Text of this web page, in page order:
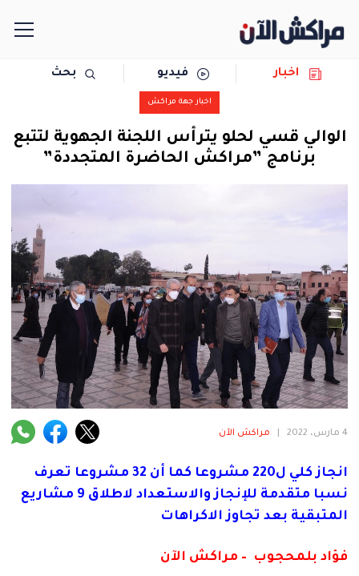
سياسة
دولية
المرأة
فنية
منوعة
آراء
اخبار فيديو بحث
اخبار جهة مراكش
الوالي قسي لحلو يترأس اللجنة الجهوية لتتبع
برنامج ”مراكش الحاضرة المتجددة”
4 مارس، 2022 مراكش الآن
انجاز كلي ل220 مشروعا كما أن 32 مشروعا تعرف
نسبا متقدمة للإنجاز والاستعداد لاطلاق 9 مشاريع
المتبقية بعد تجاوز الاكراهات
فؤاد بلمحجوب – مراكش الآن